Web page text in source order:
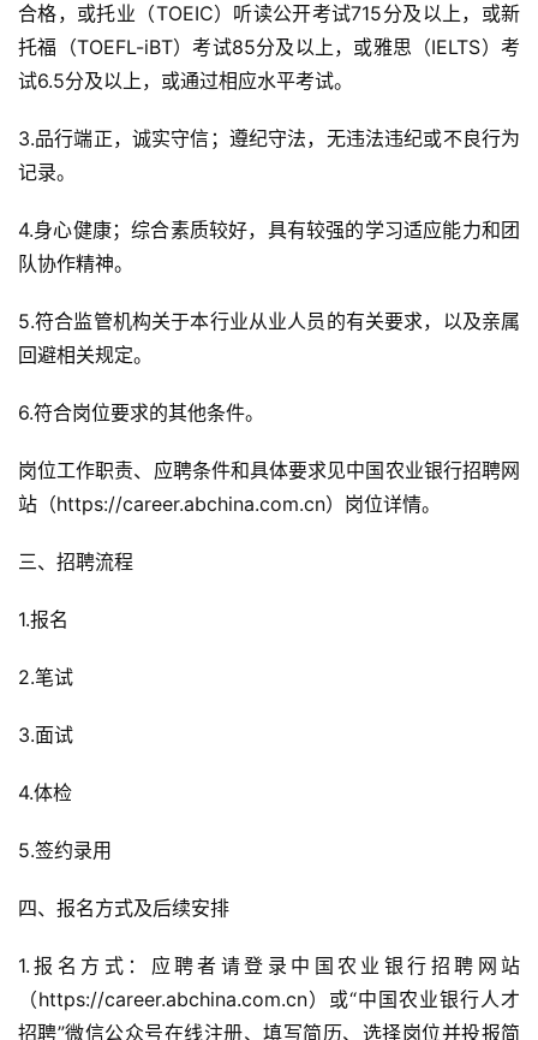
合格，或托业（TOEIC）听读公开考试715分及以上，或新
托福（TOEFL-iBT）考试85分及以上，或雅思（IELTS）考
试6.5分及以上，或通过相应水平考试。
3.品行端正，诚实守信；遵纪守法，无违法违纪或不良行为
记录。
4.身心健康；综合素质较好，具有较强的学习适应能力和团
队协作精神。
5.符合监管机构关于本行业从业人员的有关要求，以及亲属
回避相关规定。
6.符合岗位要求的其他条件。
岗位工作职责、应聘条件和具体要求见中国农业银行招聘网
站（https://career.abchina.com.cn）岗位详情。
三、招聘流程
1.报名
2.笔试
3.面试
4.体检
5.签约录用
四、报名方式及后续安排
1.报名方式：应聘者请登录中国农业银行招聘网站
（https://career.abchina.com.cn）或“中国农业银行人才
招聘”微信公众号在线注册、填写简历、选择岗位并投报简